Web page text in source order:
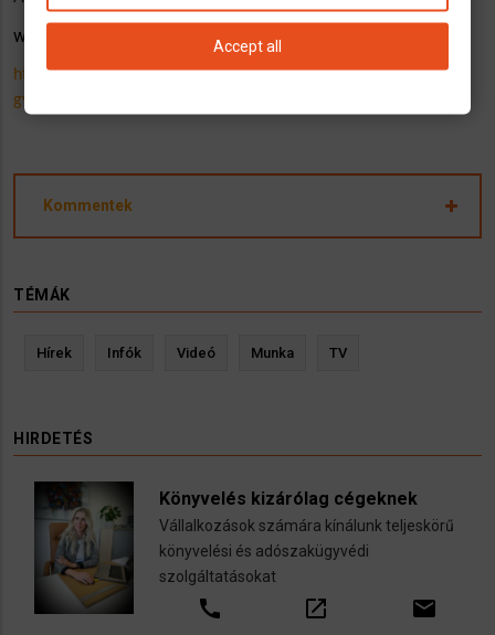
www.nemetmunka.hu
2012 óta! …. és megoldódik!
https://www.nemetmunka.hu/betanitott-munka-segedmunka-
gyari-munka/4503-rakodo-kukas-kocsin-landshut
Kommentek
TÉMÁK
Hírek Infók Videó Munka TV
HIRDETÉS
Könyvelés kizárólag cégeknek
Vállalkozások számára kínálunk teljeskörű
könyvelési és adószakügyvédi
szolgáltatásokat
call open_in_new email
Accept all